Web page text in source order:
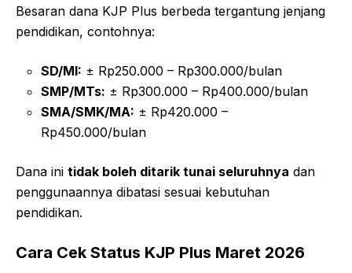
Besaran dana KJP Plus berbeda tergantung jenjang
pendidikan, contohnya:
SD/MI: ± Rp250.000 – Rp300.000/bulan
SMP/MTs: ± Rp300.000 – Rp400.000/bulan
SMA/SMK/MA: ± Rp420.000 –
Rp450.000/bulan
Dana ini tidak boleh ditarik tunai seluruhnya dan
penggunaannya dibatasi sesuai kebutuhan
pendidikan.
Cara Cek Status KJP Plus Maret 2026